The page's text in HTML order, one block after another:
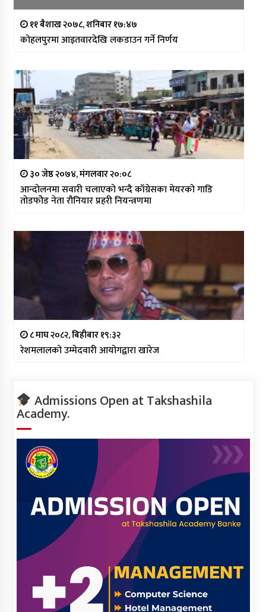
११ बैशाख २०७८, शनिबार १७:४७
कोहलपुरमा आइतवारदेखि लकडाउन गर्ने निर्णय
३० जेष्ठ २०७४, मंगलवार २०:०८
आन्दोलनमा सवारी चलाएको भन्दै काँग्रेसका मेयरको गाडि
तोडफोेड नेता रौनियार प्रहरी नियन्त्रणमा
८ माघ २०८२, बिहीबार १९:३२
रेशमलालको उम्मेदवारी आयोगद्वारा खारेज
Admissions Open at Takshashila
Academy.